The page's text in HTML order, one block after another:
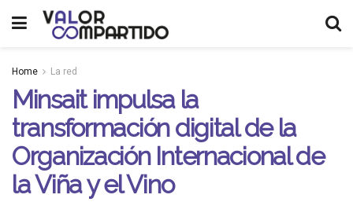
Home La red
Minsait impulsa la
transformación digital de la
Organización Internacional de
la Viña y el Vino